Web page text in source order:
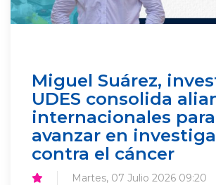
Miguel Suárez,
UDES consolida
internacionales para
avanzar en
contra el cáncer
Martes, 07 Julio 2026 09:20